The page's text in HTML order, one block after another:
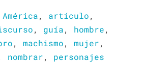
América, artículo,
, guía, hombre,
, machismo, mujer,
nombrar, personajes